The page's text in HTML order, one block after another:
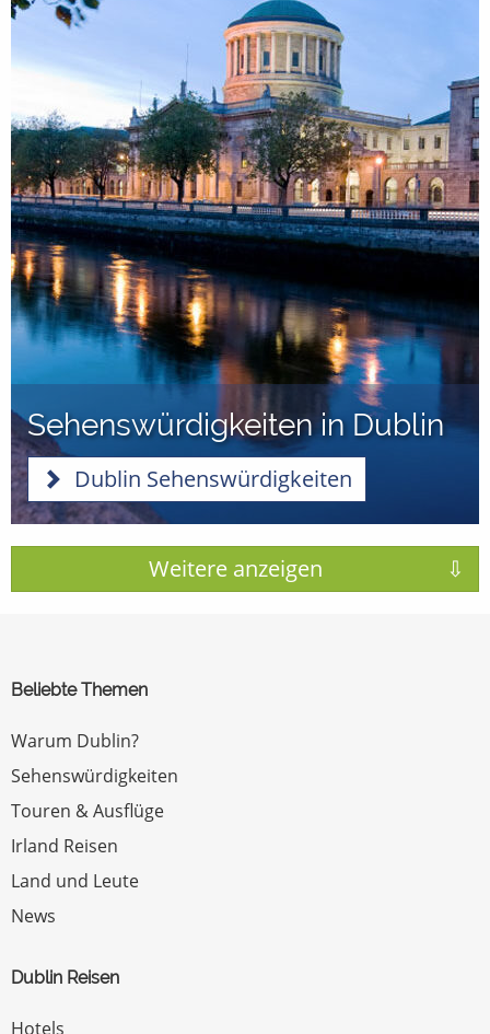
Sehenswürdigkeiten in Dublin
Dublin Sehenswürdigkeiten
Beliebte Themen
Warum Dublin?
Sehenswürdigkeiten
Touren & Ausflüge
Irland Reisen
Land und Leute
News
Dublin Reisen
Hotels